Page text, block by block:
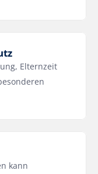
Elternzeit
kann